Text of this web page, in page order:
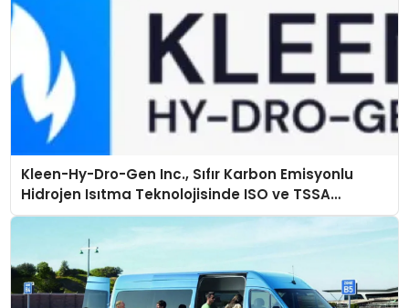
Kleen-Hy-Dro-Gen Inc., Sıfır Karbon Emisyonlu
Hidrojen Isıtma Teknolojisinde ISO ve TSSA
Düzenleyici Onaylarını Aldı